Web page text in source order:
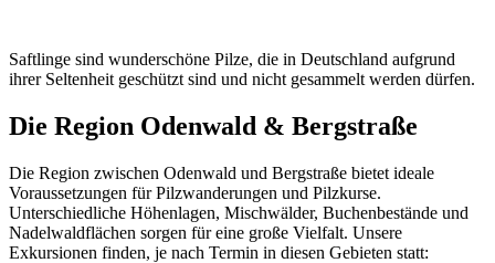
Saftlinge sind wunderschöne Pilze, die in Deutschland aufgrund
ihrer Seltenheit geschützt sind und nicht gesammelt werden dürfen.
Die Region Odenwald & Bergstraße
Die Region zwischen Odenwald und Bergstraße bietet ideale
Voraussetzungen für Pilzwanderungen und Pilzkurse.
Unterschiedliche Höhenlagen, Mischwälder, Buchenbestände und
Nadelwaldflächen sorgen für eine große Vielfalt. Unsere
Exkursionen finden, je nach Termin in diesen Gebieten statt: